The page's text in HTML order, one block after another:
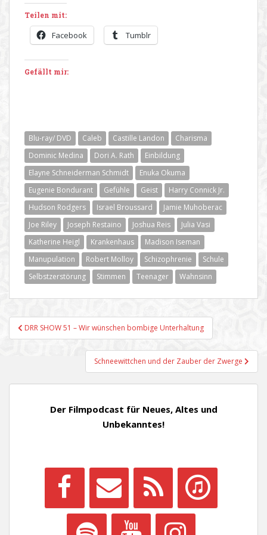
Teilen mit:
Facebook Tumblr
Gefällt mir:
Blu-ray/ DVD Caleb Castille Landon
Charisma
Dominic Medina
Dori A. Rath
Einbildung
Elayne Schneiderman Schmidt
Enuka Okuma
Eugenie Bondurant
Gefühle Geist
Harry Connick Jr.
Hudson Rodgers
Israel Broussard
Jamie Muhoberac
Joe Riley
Joseph Restaino Joshua Reis
Julia Vasi
Katherine Heigl
Krankenhaus
Madison Iseman
Manupulation
Robert Molloy Schizophrenie
Schule
Selbstzerstörung
Stimmen Teenager Wahnsinn
Beitragsnavigation
DRR SHOW 51 – Wir wünschen bombige Unterhaltung
Schneewittchen und der Zauber der Zwerge
Der Filmpodcast für Neues, Altes und
Unbekanntes!